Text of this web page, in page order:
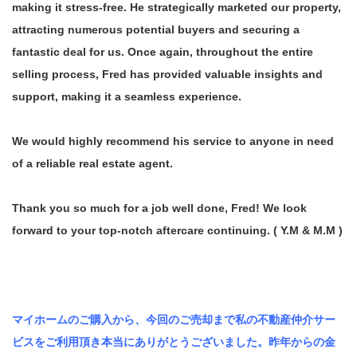
making it stress-free. He strategically marketed our property,
attracting numerous potential buyers and securing a
fantastic deal for us. Once again, throughout the entire
selling process, Fred has provided valuable insights and
support, making it a seamless experience.
We would highly recommend his service to anyone in need
of a reliable real estate agent.
Thank you so much for a job well done, Fred! We look
forward to your top-notch aftercare continuing. ( Y.M & M.M )
マイホームのご購入から、今回のご売却まで私の不動産仲介サー
ビスをご利用頂き本当にありがとうございました。昨年からの金